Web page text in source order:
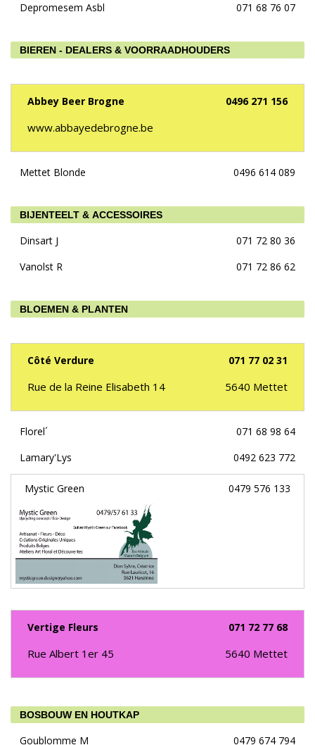
Depromesem Asbl 071 68 76 07
BIEREN - DEALERS & VOORRAADHOUDERS
Abbey Beer Brogne 0496 271 156
www.abbayedebrogne.be
Mettet Blonde 0496 614 089
BIJENTEELT & ACCESSOIRES
Dinsart J
071 72 80 36
Vanolst R
071 72 86 62
BLOEMEN & PLANTEN
Côté Verdure 071 77 02 31
Rue de la Reine Elisabeth 14 5640 Mettet
Florel´
071 68 98 64
Lamary'Lys
0492 623 772
Mystic Green 0479 576 133
Vertige Fleurs 071 72 77 68
Rue Albert 1er 45 5640 Mettet
BOSBOUW EN HOUTKAP
Goublomme M 0479 674 794